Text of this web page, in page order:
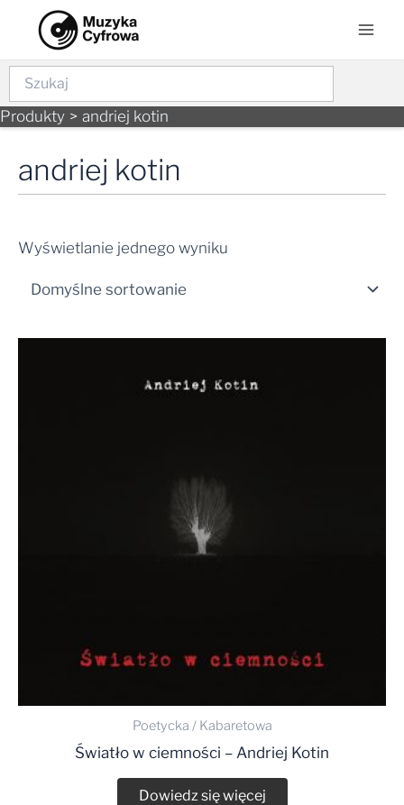
content
Szukaj
Produkty andriej kotin
andriej kotin
Wyświetlanie jednego wyniku
Poetycka / Kabaretowa
Światło w ciemności – Andriej Kotin
Dowiedz się więcej